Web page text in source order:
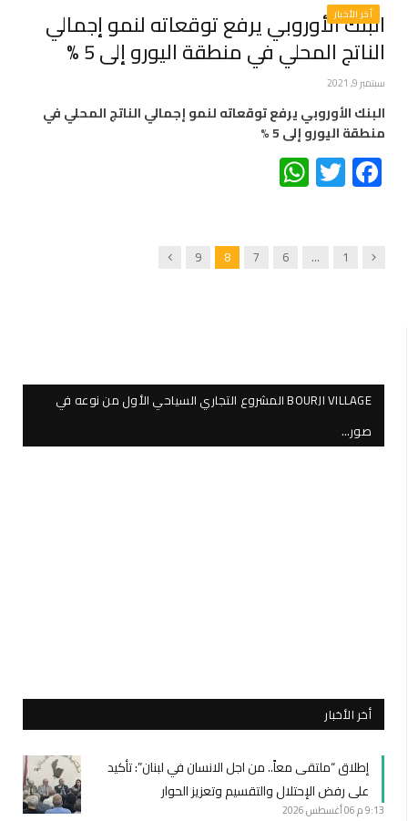
أخر الأخبار
البنك الأوروبي يرفع توقعاته لنمو إجمالي
الناتج المحلي في منطقة اليورو إلى 5 %
سبتمبر 9, 2021
البنك الأوروبي يرفع توقعاته لنمو إجمالي الناتج المحلي في
منطقة اليورو إلى 5 %
Facebook
Twitter
Previous
1
…
6
7
8
9
Next
BOURJI VILLAGE المشروع التجاري السياحي الأول من نوعه في
صور…
أخر الأخبار
إطلاق “ملتقى معاً.. من اجل الانسان في لبنان”: تأكيد
على رفض الإحتلال والتقسيم وتعزيز الحوار
9:13 م 06 أغسطس 2026